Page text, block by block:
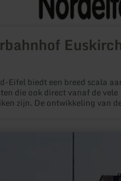
Eifel biedt een breed scala
die ook direct vanaf de vele
zijn. De ontwikkeling van
in de
bewegwijzering naar de
geleid.